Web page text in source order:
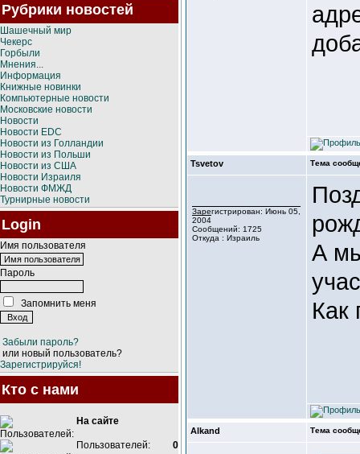
Рубрики новостей
Шашечный мир
Чекерс
Горбыли
Мнения...
Информация
Книжные новинки
Компьютерные новости
Московские новости
Новости
Новости EDC
Новости из Голландии
Новости из Польши
Новости из США
Новости Израиля
Новости ФМЖД
Турнирные новости
Login
Имя пользователя
Пароль
Запомнить меня
Забыли пароль?
или новый пользователь?
Зарегистрируйся!
Кто с нами
На сайте
Пользователей: 0
Tsvetov Тема
Зарегистрирован: Июнь 05,
2004
Сообщений: 1725
Откуда : Израиль
А
Как
Alkand Тема